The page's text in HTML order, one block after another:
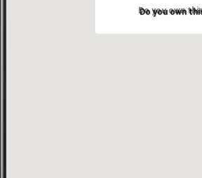
Do you own